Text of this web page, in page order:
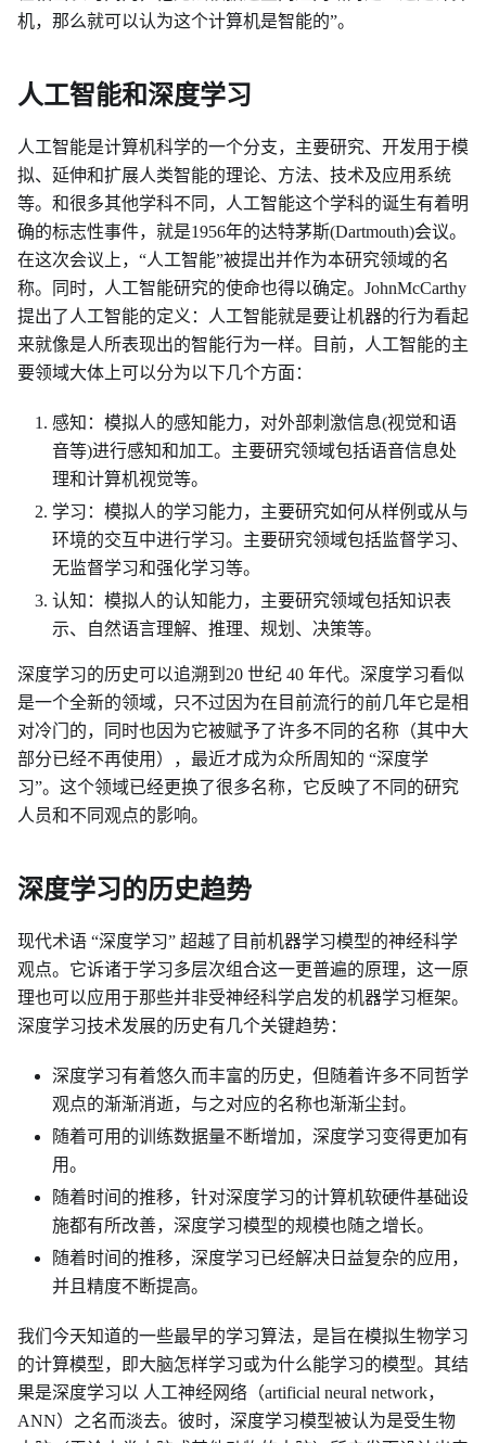
机，那么就可以认为这个计算机是智能的”。
人工智能和深度学习
人工智能是计算机科学的一个分支，主要研究、开发用于模
拟、延伸和扩展人类智能的理论、方法、技术及应用系统
等。和很多其他学科不同，人工智能这个学科的诞生有着明
确的标志性事件，就是1956年的达特茅斯(Dartmouth)会议。
在这次会议上，“人工智能”被提出并作为本研究领域的名
称。同时，人工智能研究的使命也得以确定。JohnMcCarthy
提出了人工智能的定义：人工智能就是要让机器的行为看起
来就像是人所表现出的智能行为一样。目前，人工智能的主
要领域大体上可以分为以下几个方面：
感知：模拟人的感知能力，对外部刺激信息(视觉和语
音等)进行感知和加工。主要研究领域包括语音信息处
理和计算机视觉等。
学习：模拟人的学习能力，主要研究如何从样例或从与
环境的交互中进行学习。主要研究领域包括监督学习、
无监督学习和强化学习等。
认知：模拟人的认知能力，主要研究领域包括知识表
示、自然语言理解、推理、规划、决策等。
深度学习的历史可以追溯到20 世纪 40 年代。深度学习看似
是一个全新的领域，只不过因为在目前流行的前几年它是相
对冷门的，同时也因为它被赋予了许多不同的名称（其中大
部分已经不再使用），最近才成为众所周知的 “深度学
习”。这个领域已经更换了很多名称，它反映了不同的研究
人员和不同观点的影响。
深度学习的历史趋势
现代术语 “深度学习” 超越了目前机器学习模型的神经科学
观点。它诉诸于学习多层次组合这一更普遍的原理，这一原
理也可以应用于那些并非受神经科学启发的机器学习框架。
深度学习技术发展的历史有几个关键趋势：
深度学习有着悠久而丰富的历史，但随着许多不同哲学
观点的渐渐消逝，与之对应的名称也渐渐尘封。
随着可用的训练数据量不断增加，深度学习变得更加有
用。
随着时间的推移，针对深度学习的计算机软硬件基础设
施都有所改善，深度学习模型的规模也随之增长。
随着时间的推移，深度学习已经解决日益复杂的应用，
并且精度不断提高。
我们今天知道的一些最早的学习算法，是旨在模拟生物学习
的计算模型，即大脑怎样学习或为什么能学习的模型。其结
果是深度学习以 人工神经网络（artificial neural network，
ANN）之名而淡去。彼时，深度学习模型被认为是受生物